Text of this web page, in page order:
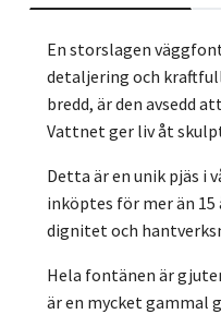
En storslagen
detaljering och kraftfull
bredd, är den avsedd
Vattnet ger liv åt
Detta är en unik pjäs i
inköptes för mer än
dignitet och
Hela fontänen är
är en mycket gammal